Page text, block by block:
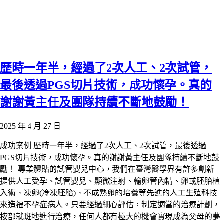
歷時一年半，經過了2次人工、2次試管，
最後透過PGS切片技術，成功懷孕。真的
謝謝黃主任及團隊持續不斷地鼓勵！
2025 年 4 月 27 日
成功案例 歷時一年半，經過了2次人工、2次試管，最後透過
PGS切片技術，成功懷孕。真的謝謝黃主任及團隊持續不斷地鼓
勵！ 專業體貼的試管嬰兒中心，我們在臺灣醫學界有許多創新
提供人工受孕、試管嬰兒、顯微注射、輸卵管內精、卵或胚胎植
入術、凍卵(冷凍胚胎)、不成熟卵的培養等先進的人工生殖科技
來造福不孕症病人。只要經過細心評估，制定適當的治療計劃，
按部就班地進行治療，任何人都有極大的機會實現成為父母的夢